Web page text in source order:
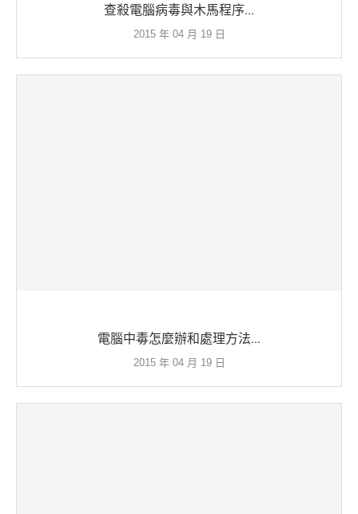
查殺電腦病毒與木馬程序...
2015 年 04 月 19 日
電腦中毒怎麼辦和處理方法...
2015 年 04 月 19 日